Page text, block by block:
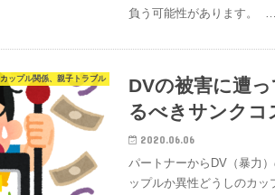
負う可能性があります。 …
カップル関係、親子トラブル
DVの被害に遭
るべきサンク
2020.06.06
パートナーからDV（暴力
ップルか異性どうしのカ